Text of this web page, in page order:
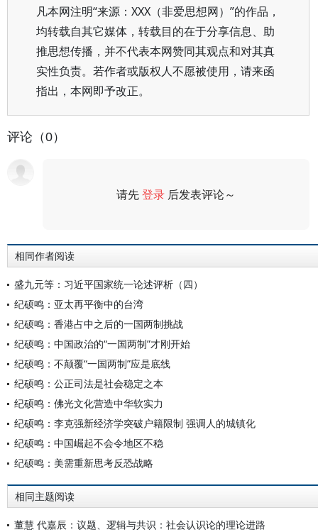
凡本网注明“来源：XXX（非爱思想网）”的作品，
均转载自其它媒体，转载目的在于分享信息、助
推思想传播，并不代表本网赞同其观点和对其真
实性负责。若作者或版权人不愿被使用，请来函
指出，本网即予改正。
评论（0）
请先登录 后发表评论～
相同作者阅读
盛九元等：习近平国家统一论述评析（四）
纪硕鸣：亚太再平衡中的台湾
纪硕鸣：香港占中之后的一国两制挑战
纪硕鸣：中国政治的“一国两制”才刚开始
纪硕鸣：不颠覆“一国两制”应是底线
纪硕鸣：公正司法是社会稳定之本
纪硕鸣：佛光文化营造中华软实力
纪硕鸣：李克强新经济学突破户籍限制 强调人的城镇化
纪硕鸣：中国崛起不会令地区不稳
纪硕鸣：美需重新思考反恐战略
相同主题阅读
董慧 代嘉辰：议题、逻辑与共识：社会认识论的理论进路